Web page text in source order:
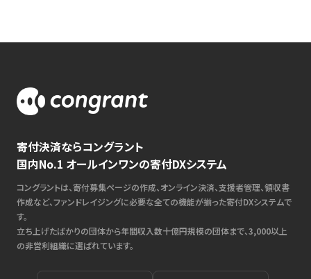
寄付決済ならコングラント
国内No.1 オールインワンの寄付DXシステム
コングラントは、寄付募集ページの作成、オンライン決済、支援者管理、領収書
作成など、ファンドレイジングに必要な全ての機能が揃った寄付DXシステムで
す。
立ち上げたばかりの団体から年間収入数十億円規模の団体まで、3,000以上
の非営利組織に選ばれています。